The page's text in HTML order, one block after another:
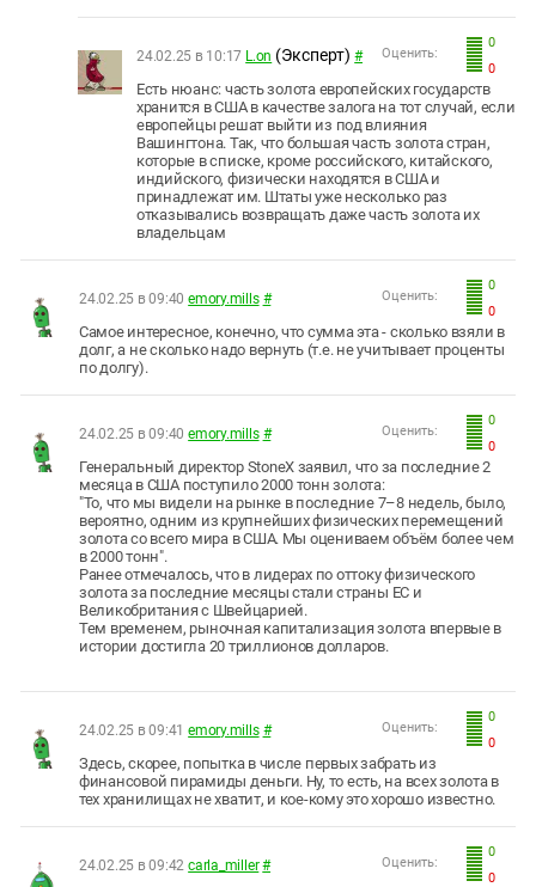
0
0
Оценить:
24.02.25 в 10:17 L.on (Эксперт) #
Есть нюанс: часть золота европейских государств
хранится в США в качестве залога на тот случай, если
европейцы решат выйти из под влияния
Вашингтона. Так, что большая часть золота стран,
которые в списке, кроме российского, китайского,
индийского, физически находятся в США и
принадлежат им. Штаты уже несколько раз
отказывались возвращать даже часть золота их
владельцам
0
0
Оценить:
24.02.25 в 09:40 emory.mills #
Самое интересное, конечно, что сумма эта - сколько взяли в
долг, а не сколько надо вернуть (т.е. не учитывает проценты
по долгу).
0
0
Оценить:
24.02.25 в 09:40 emory.mills #
Генеральный директор StoneX заявил, что за последние 2
месяца в США поступило 2000 тонн золота:
"То, что мы видели на рынке в последние 7–8 недель, было,
вероятно, одним из крупнейших физических перемещений
золота со всего мира в США. Мы оцениваем объём более чем
в 2000 тонн".
Ранее отмечалось, что в лидерах по оттоку физического
золота за последние месяцы стали страны ЕС и
Великобритания с Швейцарией.
Тем временем, рыночная капитализация золота впервые в
истории достигла 20 триллионов долларов.
0
0
Оценить:
24.02.25 в 09:41 emory.mills #
Здесь, скорее, попытка в числе первых забрать из
финансовой пирамиды деньги. Ну, то есть, на всех золота в
тех хранилищах не хватит, и кое-кому это хорошо известно.
0
0
Оценить:
24.02.25 в 09:42 carla_miller #